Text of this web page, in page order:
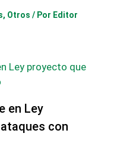
, Otros / Por Editor
en Ley
con